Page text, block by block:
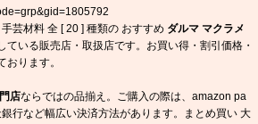
芸材料 全 [20 ] 種類の おすすめ ダルマ マクラメ
ている販売店・取扱店です。お買い得・割引価格・
ります。
店ならではの品揃え。ご購入の際は、amazon pa
行など幅広い決済方法があります。まとめ買い 大